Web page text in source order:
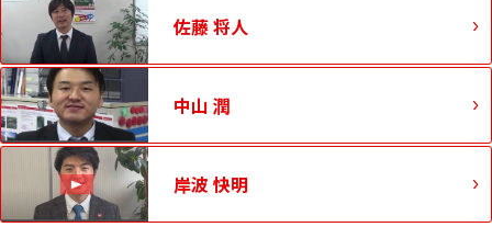
佐藤 将人
中山 潤
岸波 快明